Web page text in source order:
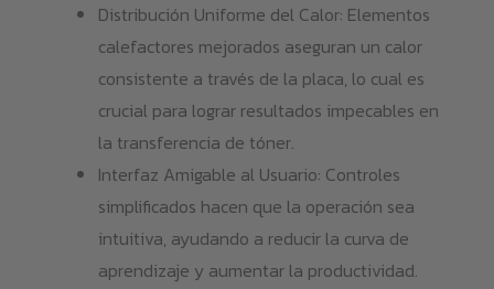
Distribución Uniforme del Calor: Elementos
calefactores mejorados aseguran un calor
consistente a través de la placa, lo cual es
crucial para lograr resultados impecables en
la transferencia de tóner.
Interfaz Amigable al Usuario: Controles
simplificados hacen que la operación sea
intuitiva, ayudando a reducir la curva de
aprendizaje y aumentar la productividad.